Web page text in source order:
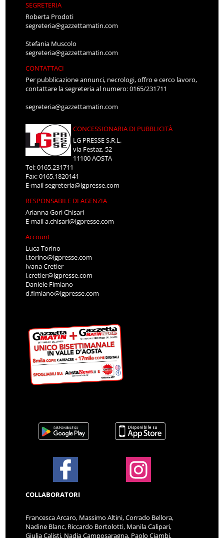
SEGRETERIA
Roberta Prodoti
segreteria@gazzettamatin.com
Stefania Muscolo
segreteria@gazzettamatin.com
CONTATTACI
Per pubblicazione annunci, necrologi, offro e cerco lavoro,
contattare la segreteria al numero: 0165/231711
segreteria@gazzettamatin.com
CONCESSIONARIA DI PUBBLICITÀ
LG PRESSE S.R.L.
via Festaz, 52
11100 AOSTA
Tel: 0165.231711
Fax: 0165.1820141
E-mailsegreteria@lgpresse.com
RESPONSABILE DI AGENZIA
Arianna Gori Chisari
E-maila.chisari@lgpresse.com
Account
Luca Torino
l.torino@lgpresse.com
Ivana Cretier
i.cretier@lgpresse.com
Daniele Fimiano
d.fimiano@lgpresse.com
COLLABORATORI
Francesca Arcaro, Massimo Altini, Corrado Bellora,
Nadine Blanc, Riccardo Bortolotti, Manila Calipari,
Giulia Calisti, Nadia Camposaragna, Paolo Ciambi,